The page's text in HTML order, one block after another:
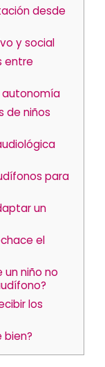
desde
y social
entre
autonomía
de niños
para
un
el
un niño no
los
bien?